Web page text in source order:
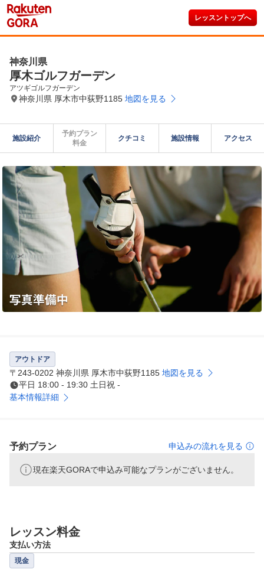
レッスントップへ
神奈川県
厚木ゴルフガーデン
アツギゴルフガーデン
神奈川県 厚木市中荻野1185 地図を見る
施設紹介
予約プラン
料金
クチコミ 施設情報 アクセス
アウトドア
〒243-0202 神奈川県 厚木市中荻野1185 地図を見る
平日 18:00 - 19:30 土日祝 -
基本情報詳細
予約プラン 申込みの流れを見る
現在楽天GORAで申込み可能なプランがございません。
レッスン料金
支払い方法
現金